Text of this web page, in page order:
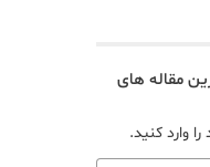
مقاله های
وارد کنید.